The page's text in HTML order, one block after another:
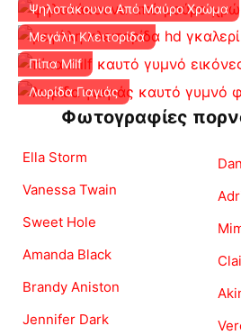
Ψηλοτάκουνα Από Μαύρο Χρώμα
Μεγάλη Κλειτορίδα
Πίπα Milf
Λωρίδα Γιαγιάς
Φωτογραφίες
Ella Storm
Vanessa Twain
Sweet Hole
Amanda Black
Brandy Aniston
Jennifer Dark